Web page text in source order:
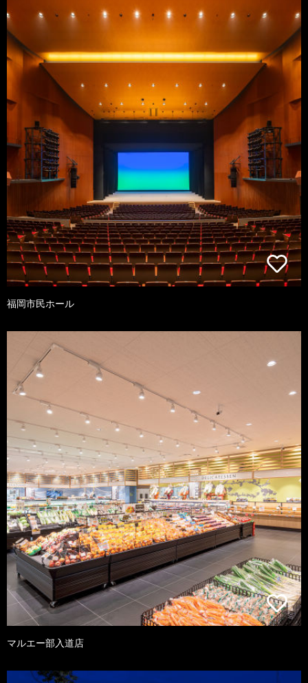
福岡市民ホール
マルエー部入道店